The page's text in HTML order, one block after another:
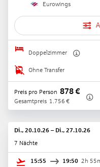
Eurowings
Doppelzimmer
Ohne Transfer
Preis pro Person 878€
Gesamtpreis 1.756 €
Di., 20.10.26 – Di., 27.10.26
7 Nächte
15:55 19:50 2h